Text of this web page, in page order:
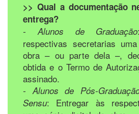
>> Qual a documentação
entrega?
- Alunos de Graduação
respectivas secretarias
obra – ou parte dela –,
obtida e o Termo de
assinado.
- Alunos de Pós-
Sensu: Entregar às